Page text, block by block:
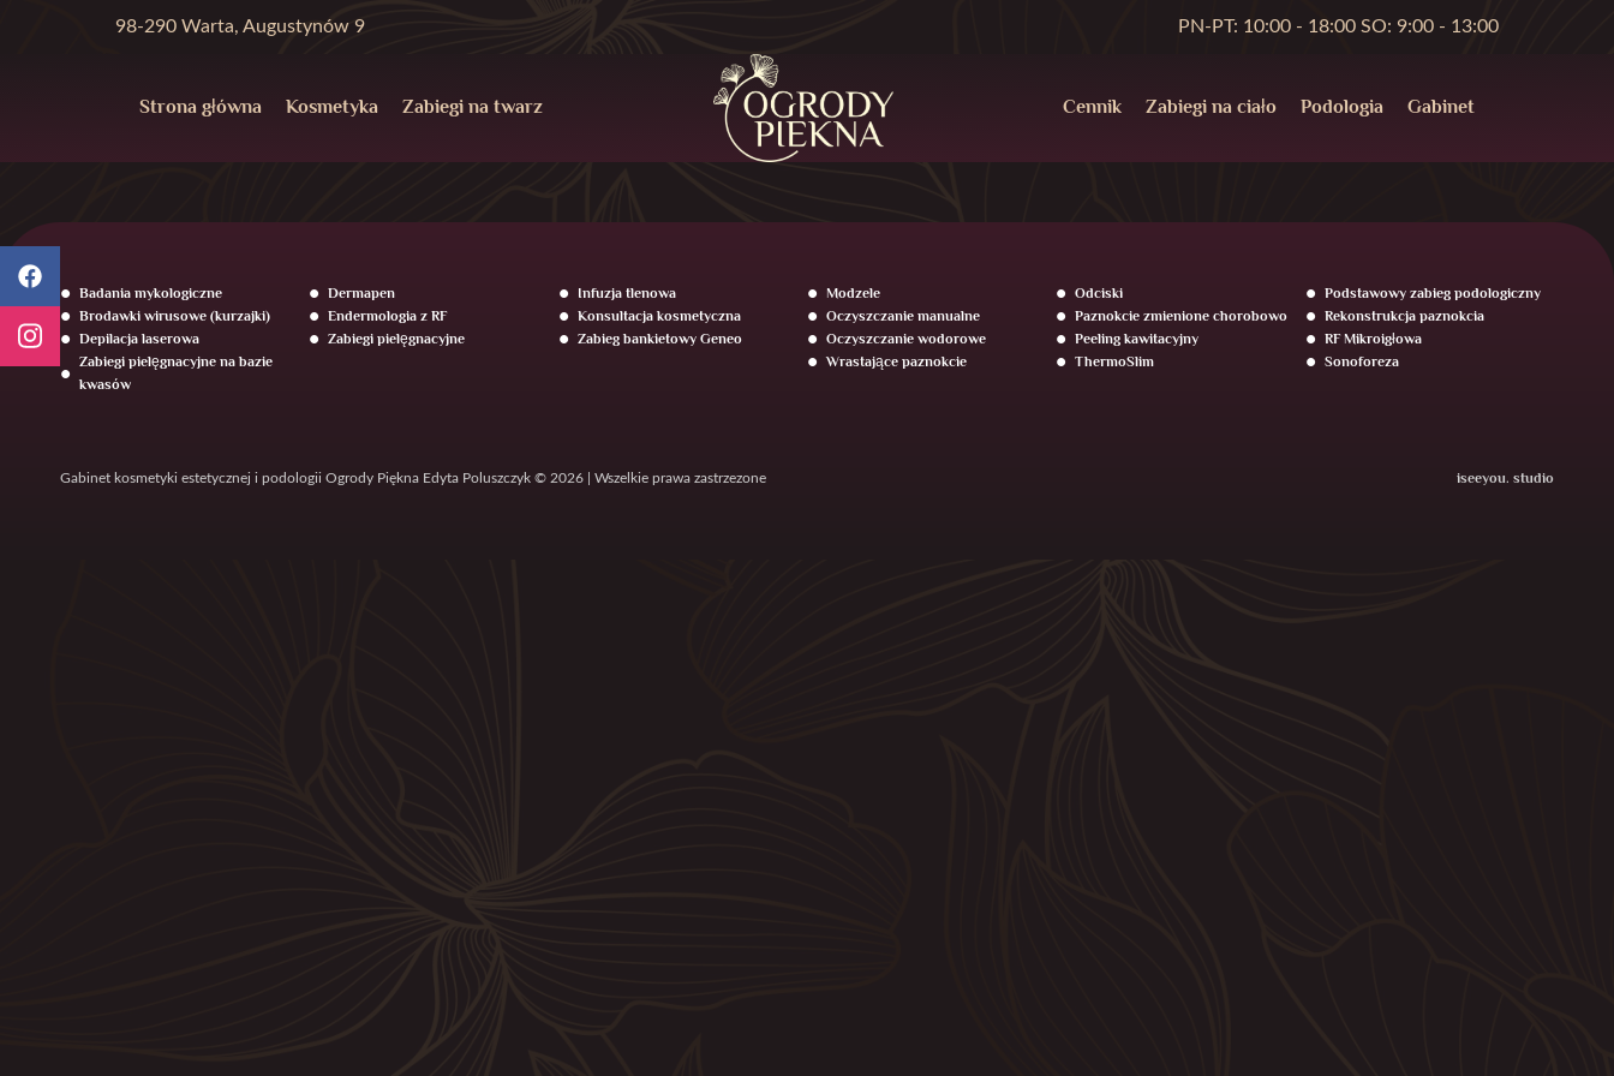
98-290 Warta, Augustynów 9 PN-PT: 10:00 - 18:00 SO: 9:00 - 13:00
Strona główna Kosmetyka Zabiegi na twarz Cennik Zabiegi na ciało Podologia Gabinet
Badania mykologiczne
Brodawki wirusowe (kurzajki)
Depilacja laserowa
Zabiegi pielęgnacyjne na bazie
kwasów
Dermapen
Endermologia z RF
Zabiegi pielęgnacyjne
Infuzja tlenowa
Konsultacja kosmetyczna
Zabieg bankietowy Geneo
Modzele
Oczyszczanie manualne
Oczyszczanie wodorowe
Wrastające paznokcie
Odciski
Paznokcie zmienione chorobowo
Peeling kawitacyjny
ThermoSlim
Podstawowy zabieg podologiczny
Rekonstrukcja paznokcia
RF Mikroigłowa
Sonoforeza
Gabinet kosmetyki estetycznej i podologii Ogrody Piękna Edyta Poluszczyk © 2026 | Wszelkie prawa zastrzezone iseeyou. studio